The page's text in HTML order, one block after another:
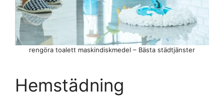
rengöra toalett maskindiskmedel – Bästa städtjänster
Hemstädning